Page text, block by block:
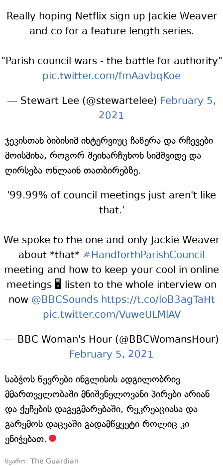
Really hoping Netflix sign up Jackie Weaver
and co for a feature length series.
"Parish council wars - the battle for authority"
pic.twitter.com/fmAavbqKoe
— Stewart Lee (@stewartelee) February 5,
2021
ჯეკისთან ბიბისიმ ინტერვიუც ჩაწერა და რჩევები
მოისმინა, როგორ შეინარჩუნონ სიმშვიდე და
ღირსება ონლაინ თათბირებზე.
'99.99% of council meetings just aren't like
that.'
We spoke to the one and only Jackie Weaver
about *that* #HandforthParishCouncil
meeting and how to keep your cool in online
meetings 🖥 listen to the whole interview on
now @BBCSounds https://t.co/loB3agTaHt
pic.twitter.com/VuweULMlAV
— BBC Woman's Hour (@BBCWomansHour)
February 5, 2021
საბჭოს წევრები ინგლისის ადგილობრივ
მმართველობაში მნიშვნელოვანი პირები არიან
და ქუჩების დაგეგმარებაში, რეკრეაციასა და
გარემოს დაცვაში გადამწყვეტი როლიც კი
ენიჭებათ.
წყარო: The Guardian